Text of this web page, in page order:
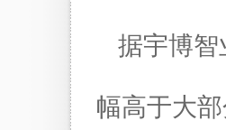
据宇博
幅高于大